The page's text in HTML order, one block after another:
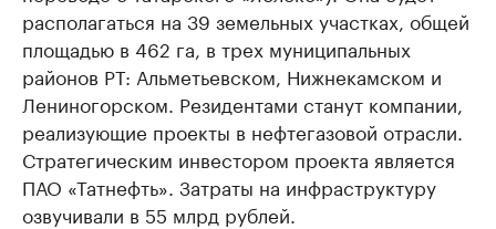
располагаться на 39 земельных участках, общей
площадью в 462 га, в трех муниципальных
районов РТ: Альметьевском, Нижнекамском и
Лениногорском. Резидентами станут компании,
реализующие проекты в нефтегазовой отрасли.
Стратегическим инвестором проекта является
ПАО «Татнефть». Затраты на инфраструктуру
озвучивали в 55 млрд рублей.